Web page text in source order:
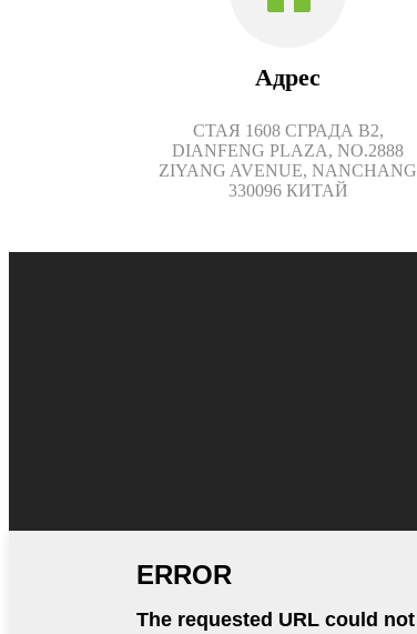
Адрес
СТАЯ 1608 СГРАДА B2,
DIANFENG PLAZA, NO.2888
ZIYANG AVENUE, NANCHANG
330096 КИТАЙ